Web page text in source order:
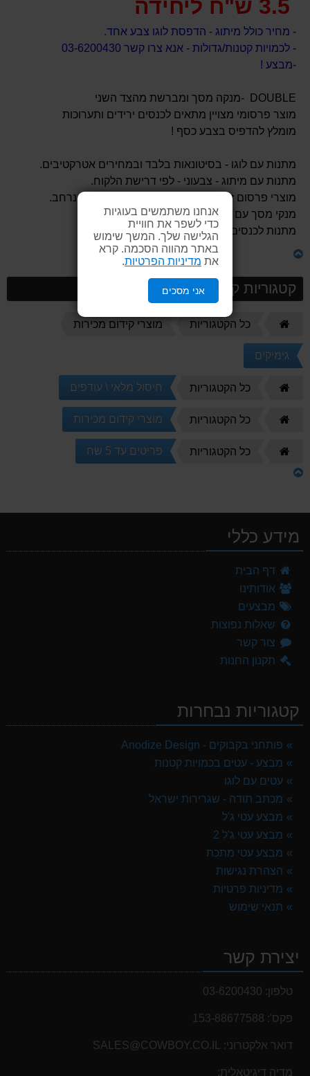
אנחנו משתמשים בעוגיות
כדי לשפר את חוויית
הגלישה שלך. המשך שימוש
באתר מהווה הסכמה. קרא
את מדיניות הפרטיות
אני מסכים
- מחיר כולל מיתוג - הדפסת לוגו צבע אחד.
- לכמויות קטנות/גדולות - אנא צרו קשר 03-6200430
-מבצע !
DOUBLE -מנקה מסך ומברשת מהצד השני
מוצר פרסומי מצויין מתאים לכנסים ירידים ותערוכות
מומלץ להדפיס בצבע כסף !
מתנות עם לוגו - בסיטונאות בלבד ובמחירים אטרקטיבים.
מתנות עם מיתוג - צבעוני - לפי דרישת הלקוח.
מוצרי פרסום זולים מאוד לחלוקה המונית פרסום נרחב.
מנקי מסך עם מיתוג שלכם.
מתנות לכנסים ותערוכות.
קטגוריות קשורות
כל הקטגוריות מוצרי קידום מכירות
גימיקים
כל הקטגוריות חיסול מלאי \ עודפים
כל הקטגוריות מוצרי קידום מכירות
כל הקטגוריות פריטים עד 5 שח
מידע כללי
דף הבית
אודותינו
מבצעים
שאלות נפוצות
צור קשר
תקנון החנות
קטגוריות נבחרות
פותחני בקבוקים - Anodize Design
מבצע - עטים בכמויות קטנות
עטים עם לוגו
מכתב תודה - שגרירות ישראל
מבצע עטי ג'ל
מבצע עטי ג'ל 2
מבצע עטי מתכת
הצהרת נגישות
מדיניות פרטיות
תנאי שימוש
יצירת קשר
טלפון: 03-6200430
פקס': 153-88677588
דואר אלקטרוני: SALES@COWBOY.CO.IL
מדיה דיגיטאלית: